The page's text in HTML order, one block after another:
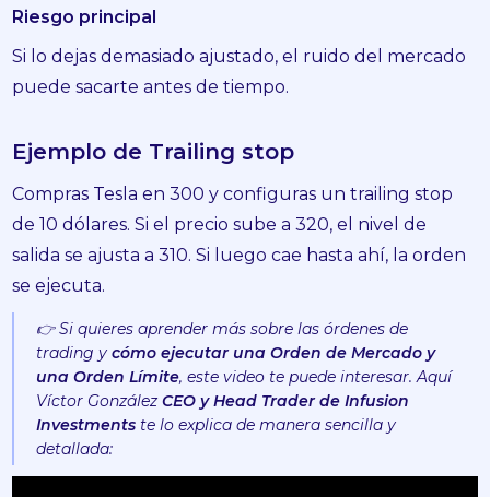
Riesgo principal
Si lo dejas demasiado ajustado, el ruido del mercado
puede sacarte antes de tiempo.
Ejemplo de Trailing stop
Compras Tesla en 300 y configuras un trailing stop
de 10 dólares. Si el precio sube a 320, el nivel de
salida se ajusta a 310. Si luego cae hasta ahí, la orden
se ejecuta.
👉 Si quieres aprender más sobre las órdenes de
trading ycómo ejecutar una Orden de Mercado y
una Orden Límite, este video te puede interesar. Aquí
Víctor GonzálezCEO y Head Trader de Infusion
Investmentste lo explica de manera sencilla y
detallada: